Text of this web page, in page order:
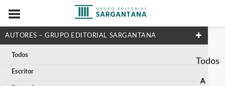
AUTORES – GRUPO EDITORIAL SARGANTANA
Todos
Escritor
Todos
A